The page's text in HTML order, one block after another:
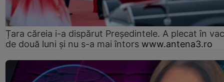
Țara căreia i-a dispărut Președintele. A plecat în
de două luni și nu s-a mai întors www.antena3.ro